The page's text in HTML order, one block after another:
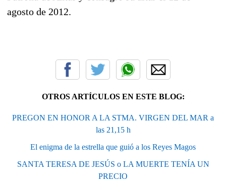
agosto de 2012.
OTROS ARTÍCULOS EN ESTE BLOG:
PREGON EN HONOR A LA STMA. VIRGEN DEL MAR a
las 21,15 h
El enigma de la estrella que guió a los Reyes Magos
SANTA TERESA DE JESÚS o LA MUERTE TENÍA UN
PRECIO